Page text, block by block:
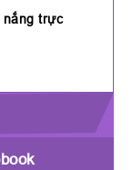
nắng trực